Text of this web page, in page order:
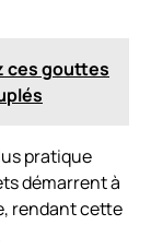
ces gouttes
pratique
démarrent à
rendant cette